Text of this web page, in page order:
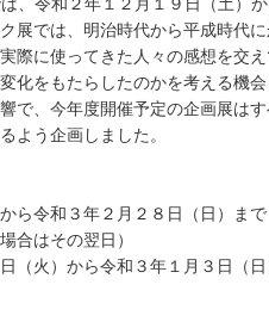
展では、明治時代から平成時代
際に使ってきた人々の感想を交
化をもたらしたのかを考える機会
で、今年度開催予定の企画展は
よう企画しました。
令和３年２月２８日（日）まで
はその翌日）
から令和３年１月３日（日